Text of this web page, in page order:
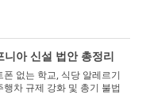
아 신설 법안 총정리
없는 학교, 식당 알레르기
차 규제 강화 및 총기 불법